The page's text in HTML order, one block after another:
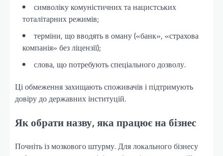
символіку комуністичних та нацистських
тоталітарних режимів;
терміни, що вводять в оману («банк», «страхова
компанія» без ліцензії);
слова, що потребують спеціального дозволу.
Ці обмеження захищають споживачів і підтримують
довіру до державних інституцій.
Як обрати назву, яка працює на бізнес
Почніть із мозкового штурму. Для локального бізнесу